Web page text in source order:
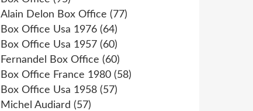
Alain Delon Box Office (77)
Box Office Usa 1976 (64)
Box Office Usa 1957 (60)
Fernandel Box Office (60)
Box Office France 1980 (58)
Box Office Usa 1958 (57)
Michel Audiard (57)